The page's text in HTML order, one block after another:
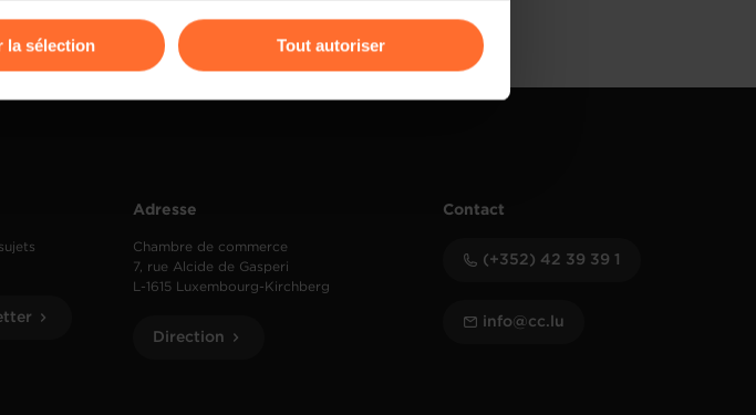
la sélection Tout autoriser
Adresse
Chambre de commerce
7, rue Alcide de Gasperi
L-1615 Luxembourg-Kirchberg
Direction
Contact
(+352) 42 39 39 1
info@cc.lu